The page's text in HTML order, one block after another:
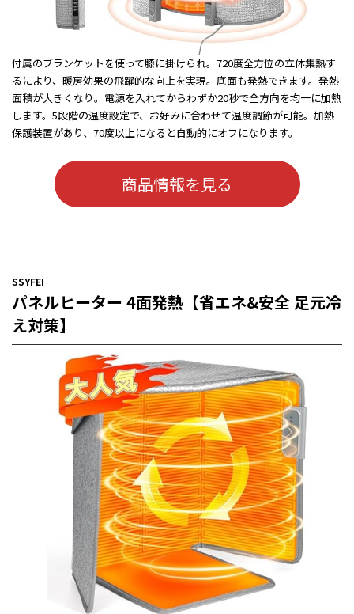
付属のブランケットを使って膝に掛けられ。720度全方位の立体集熱す
るにより、暖房効果の飛躍的な向上を実現。底面も発熱できます。発熱
面積が大きくなり。電源を入れてからわずか20秒で全方向を均一に加熱
します。5段階の温度設定で、お好みに合わせて温度調節が可能。加熱
保護装置があり、70度以上になると自動的にオフになります。
商品情報を見る
SSYFEI
パネルヒーター 4面発熱【省エネ&安全 足元冷
え対策】